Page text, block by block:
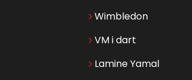
Wimbledon
VM i dart
Lamine Yamal